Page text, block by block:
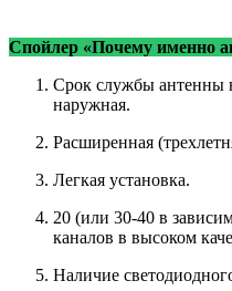
Спойлер «Почему именно
Срок службы антенны
наружная.
Расширенная
Легкая установка.
20 (или 30-40 в
каналов в высоком
Наличие